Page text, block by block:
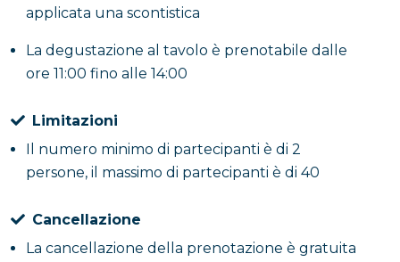
applicata una scontistica
La degustazione al tavolo è prenotabile dalle
ore 11:00 fino alle 14:00
Limitazioni
Il numero minimo di partecipanti è di 2
persone, il massimo di partecipanti è di 40
Cancellazione
La cancellazione della prenotazione è gratuita